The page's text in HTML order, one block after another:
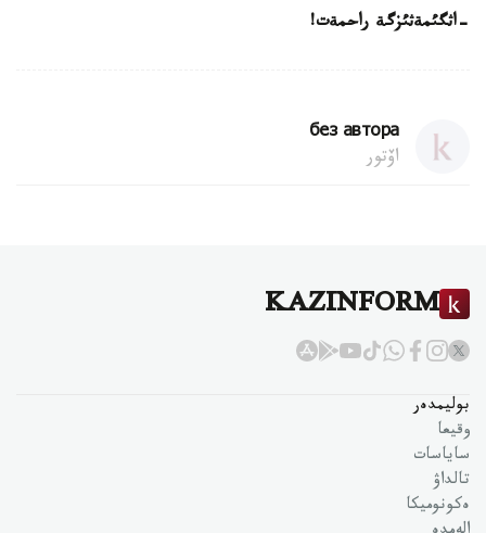
-اثگئمةثئزگة راحمةت!
без автора
اۆتور
KAZINFORM
بوليمدەر
وقيعا
ساياسات
تالداۋ
ەكونوميكا